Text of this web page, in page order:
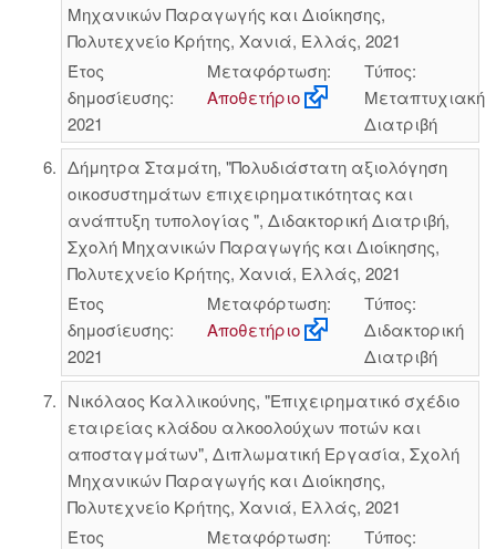
Μηχανικών Παραγωγής και Διοίκησης,
Πολυτεχνείο Κρήτης, Χανιά, Ελλάς, 2021
Έτος
δημοσίευσης:
2021
Μεταφόρτωση:
Αποθετήριο
Τύπος:
Μεταπτυχιακή
Διατριβή
Δήμητρα Σταμάτη, "Πολυδιάστατη αξιολόγηση
οικοσυστημάτων επιχειρηματικότητας και
ανάπτυξη τυπολογίας ", Διδακτορική Διατριβή,
Σχολή Μηχανικών Παραγωγής και Διοίκησης,
Πολυτεχνείο Κρήτης, Χανιά, Ελλάς, 2021
Έτος
δημοσίευσης:
2021
Μεταφόρτωση:
Αποθετήριο
Τύπος:
Διδακτορική
Διατριβή
Νικόλαος Καλλικούνης, "Επιχειρηματικό σχέδιο
εταιρείας κλάδου αλκοολούχων ποτών και
αποσταγμάτων", Διπλωματική Εργασία, Σχολή
Μηχανικών Παραγωγής και Διοίκησης,
Πολυτεχνείο Κρήτης, Χανιά, Ελλάς, 2021
Έτος
Μεταφόρτωση:
Τύπος: